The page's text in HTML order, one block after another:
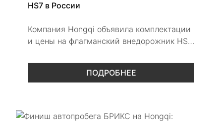
HS7 в России
Компания Hongqi объявила комплектации
и цены на флагманский внедорожник HS7.
вместительным багажником и
премиальной отделкой доступна в
ПОДРОБНЕЕ